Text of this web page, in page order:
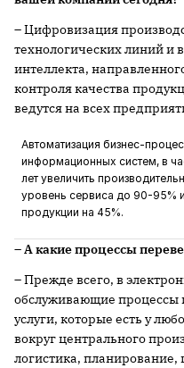
– Цифровизация
технологических линий и
интеллекта,
контроля качества
ведутся на всех
Автоматизация бизнес-
информационных систем, в
лет увеличить
уровень сервиса до 90-95% и
продукции на 45%.
– А какие процессы
– Прежде всего, в
обслуживающие процессы
услуги, которые есть у
вокруг центрального
логистика,